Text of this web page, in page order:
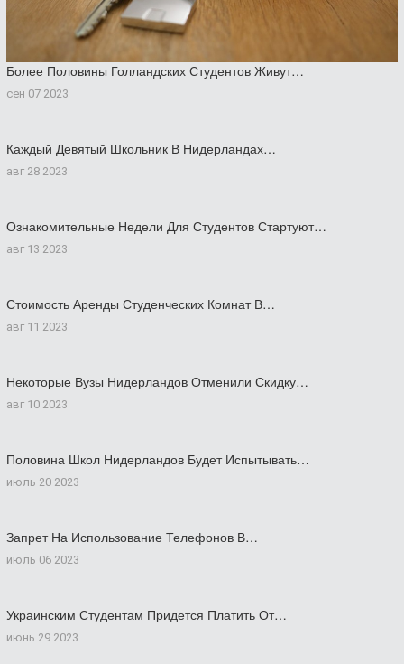
Более Половины Голландских Студентов Живут…
сен 07 2023
Каждый Девятый Школьник В Нидерландах…
авг 28 2023
Ознакомительные Недели Для Студентов Стартуют…
авг 13 2023
Стоимость Аренды Студенческих Комнат В…
авг 11 2023
Некоторые Вузы Нидерландов Отменили Скидку…
авг 10 2023
Половина Школ Нидерландов Будет Испытывать…
июль 20 2023
Запрет На Использование Телефонов В…
июль 06 2023
Украинским Студентам Придется Платить От…
июнь 29 2023